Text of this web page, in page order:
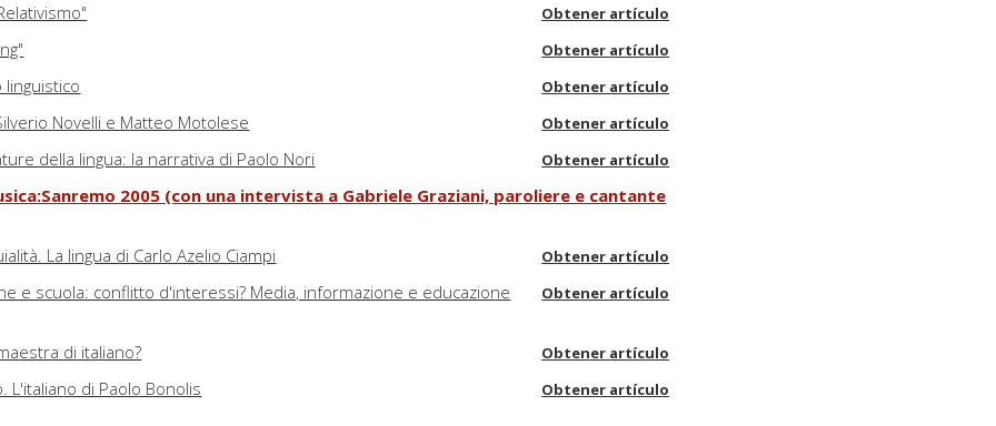
Obtener artículo
Obtener artículo
Obtener artículo
Novelli e Matteo Motolese Obtener artículo
della lingua: la narrativa di Paolo Nori Obtener artículo
2005 (con una intervista a Gabriele Graziani, paroliere e cantante
La lingua di Carlo Azelio Ciampi
Obtener artículo
e scuola: conflitto d'interessi? Media, informazione e educazione
Obtener artículo
di italiano? Obtener artículo
L'italiano di Paolo Bonolis Obtener artículo